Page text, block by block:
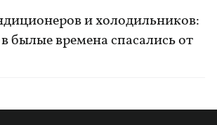
и холодильников:
былые времена спасались от